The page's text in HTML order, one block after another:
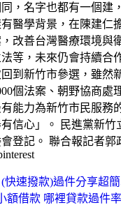
，名字也都有一個建
醫學背景，在陳建仁
改善台灣醫療環境與
等，未來仍會持續合
到新竹市參選，雖然
個法案、朝野協商處
能力為新竹市民服務
有信心」。 民進黨新
登記。 聯合報記者郭
快速撥款)過件分享超
額借款 哪裡貸款過件